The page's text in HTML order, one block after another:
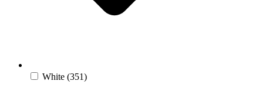
White (351)